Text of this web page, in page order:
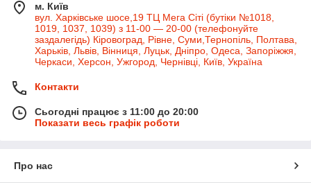
м. Київ
вул. Харківське шосе,19 ТЦ Мега Сіті (бутіки №1018,
1019, 1037, 1039) з 11-00 — 20-00 (телефонуйте
заздалегідь) Кіровоград, Рівне, Суми,Тернопіль, Полтава,
Харьків, Львів, Вінниця, Луцьк, Дніпро, Одеса, Запоріжжя,
Черкаси, Херсон, Ужгород, Чернівці, Київ, Україна
Контакти
Сьогодні працює з 11:00 до 20:00
Показати весь графік роботи
Про нас